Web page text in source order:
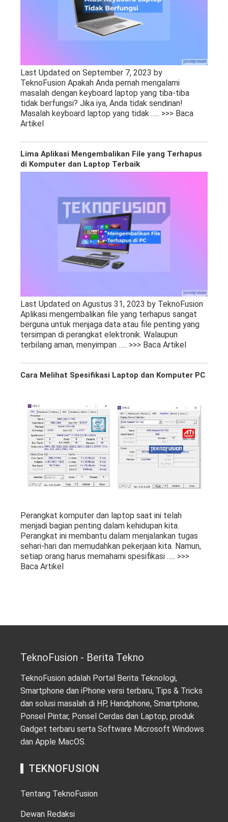
Last Updated on September 7, 2023 by
TeknoFusion Apakah Anda pernah mengalami
masalah dengan keyboard laptop yang tiba-tiba
tidak berfungsi? Jika iya, Anda tidak sendirian!
Masalah keyboard laptop yang tidak ….. >>> Baca
Artikel
Lima Aplikasi Mengembalikan File yang Terhapus
di Komputer dan Laptop Terbaik
Last Updated on Agustus 31, 2023 by TeknoFusion
Aplikasi mengembalikan file yang terhapus sangat
berguna untuk menjaga data atau file penting yang
tersimpan di perangkat elektronik. Walaupun
terbilang aman, menyimpan ….. >>> Baca Artikel
Cara Melihat Spesifikasi Laptop dan Komputer PC
Perangkat komputer dan laptop saat ini telah
menjadi bagian penting dalam kehidupan kita.
Perangkat ini membantu dalam menjalankan tugas
sehari-hari dan memudahkan pekerjaan kita. Namun,
setiap orang harus memahami spesifikasi ….. >>>
Baca Artikel
TeknoFusion - Berita Tekno
TeknoFusion adalah Portal Berita Teknologi,
Smartphone dan iPhone versi terbaru, Tips & Tricks
dan solusi masalah di HP, Handphone, Smartphone,
Ponsel Pintar, Ponsel Cerdas dan Laptop, produk
Gadget terbaru serta Software Microsoft Windows
dan Apple MacOS.
TEKNOFUSION
Tentang TeknoFusion
Dewan Redaksi